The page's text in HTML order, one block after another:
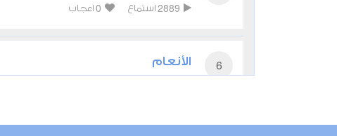
2889 استماع 0 اعجاب
6 الأنعام